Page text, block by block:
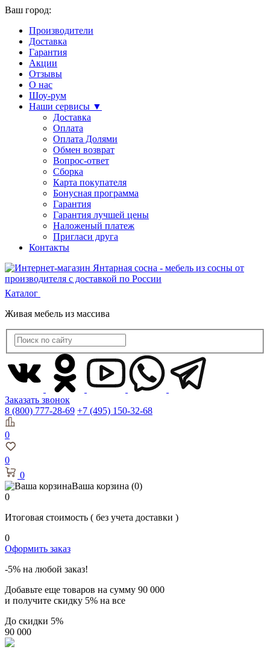
Ваш город:
Производители
Доставка
Гарантия
Акции
Отзывы
О нас
Шоу-рум
Наши сервисы ▼
Доставка
Оплата
Оплата Долями
Обмен возврат
Вопрос-ответ
Сборка
Карта покупателя
Бонусная программа
Гарантия
Гарантия лучшей цены
Наложеный платеж
Пригласи друга
Контакты
Каталог
Живая мебель из массива
Заказать звонок
8 (800) 777-28-69 +7 (495) 150-32-68
0
0
0
Ваша корзина (0)
0
Итоговая стоимость ( без учета доставки )
0
Оформить заказ
-5% на любой заказ!
Добавьте еще товаров на сумму 90 000
и получите скидку 5% на все
До скидки 5%
90 000